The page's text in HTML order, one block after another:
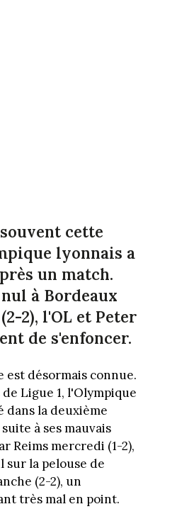
cette
lyonnais a
un match.
à Bordeaux
2), l'OL et Peter
de s'enfoncer.
désormais connue.
Ligue 1, l'Olympique
dans la deuxième
à ses mauvais
Reims mercredi (1-2),
sur la pelouse de
(2-2), un
très mal en point.